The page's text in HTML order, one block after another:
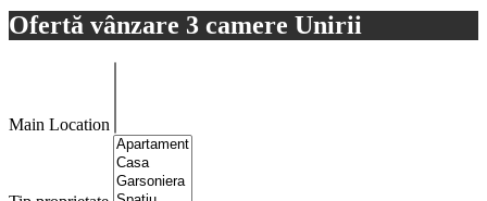
Ofertă vânzare 3 camere Unirii
Main Location